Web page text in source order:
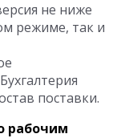
не ниже
режиме, так и
поставки.
рабочим